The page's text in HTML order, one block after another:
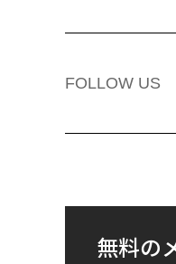
FOLLOW US
無料の